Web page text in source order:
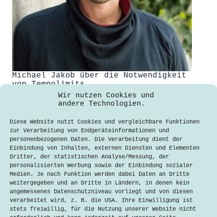
Wir nutzen Cookies und
andere Technologien.
Diese Website nutzt Cookies und vergleichbare Funktionen
zur Verarbeitung von Endgeräteinformationen und
personenbezogenen Daten. Die Verarbeitung dient der
Einbindung von Inhalten, externen Diensten und Elementen
Dritter, der statistischen Analyse/Messung, der
personalisierten Werbung sowie der Einbindung sozialer
Medien. Je nach Funktion werden dabei Daten an Dritte
weitergegeben und an Dritte in Ländern, in denen kein
angemessenes Datenschutzniveau vorliegt und von diesen
verarbeitet wird, z. B. die USA. Ihre Einwilligung ist
stets freiwillig, für die Nutzung unserer Website nicht
Michael Jakob über die Notwendigkeit
von Tempolimits
Khalid Ibrahim-Mohamed
Michael Jakob, ist Experte für die
Verteilungswirkungen von
Klimaschutzmaßnahmen und soziale
Gerechtigkeit. Bei Climate Transition
Economics forscht er zu Themen wie
Klimapolitik, Klimaschutzmaßnahmen
und CO2-Bepreisung. Im Interview
spricht er über Tempolimits und deren
Auswirkungen auf CO2-Emissionen und
Verkehrssicherheit. Khalid Ibrahim-